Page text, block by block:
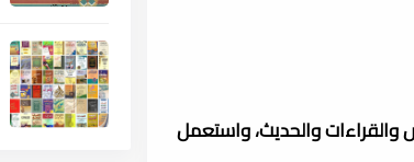
والقراءات والحديث، واستعمل